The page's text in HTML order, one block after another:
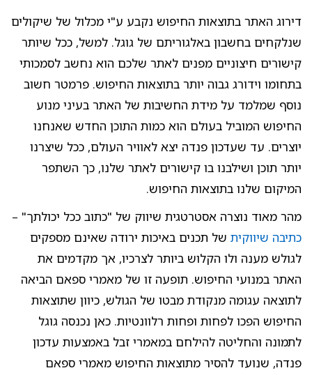
דירוג האתר בתוצאות החיפוש נקבע ע"י מכלול של שיקולים
שנלקחים בחשבון באלגוריתם של גוגל. למשל, ככל שיותר
קישורים חיצוניים מפנים לאתר שלכם הוא נחשב לסמכותי
בתחומו וידורג גבוה יותר בתוצאות החיפוש. פרמטר חשוב
נוסף שמלמד על מידת החשיבות של האתר בעיני מנוע
החיפוש המוביל בעולם הוא כמות התוכן החדש שאנחנו
יוצרים. עד שעדכון פנדה יצא לאוויר העולם, ככל שיצרנו
יותר תוכן ושילבנו בו קישורים לאתר שלנו, כך השתפר
המיקום שלנו בתוצאות החיפוש.
מהר מאוד נוצרה אסטרטגית שיווק של "כתוב ככל יכולתך" –
כתיבה שיווקית של תכנים באיכות ירודה שאינם מספקים
לגולש מענה ולו הקלוש ביותר לצרכיו, אך מקדמים את
האתר במנועי החיפוש. תופעה זו של מאמרי ספאם הביאה
לתוצאה עגומה מנקודת מבטו של הגולש, כיוון שתוצאות
החיפוש הפכו לפחות ופחות רלוונטיות. כאן נכנסה גוגל
לתמונה והחליטה להילחם במאמרי זבל באמצעות עדכון
פנדה, שנועד להסיר מתוצאות החיפוש מאמרי ספאם